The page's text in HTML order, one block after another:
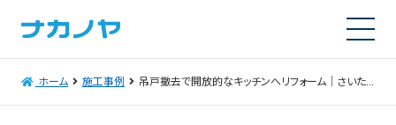
ホーム 施工事例 吊戸撤去で開放的なキッチンへリフォーム｜さいたま市